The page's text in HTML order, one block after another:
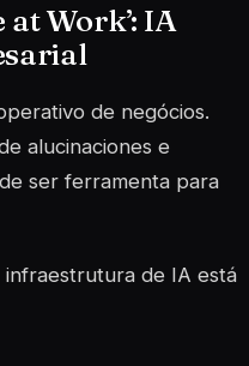
Work’: IA
de negócios.
alucinaciones e
ser ferramenta para
de IA está